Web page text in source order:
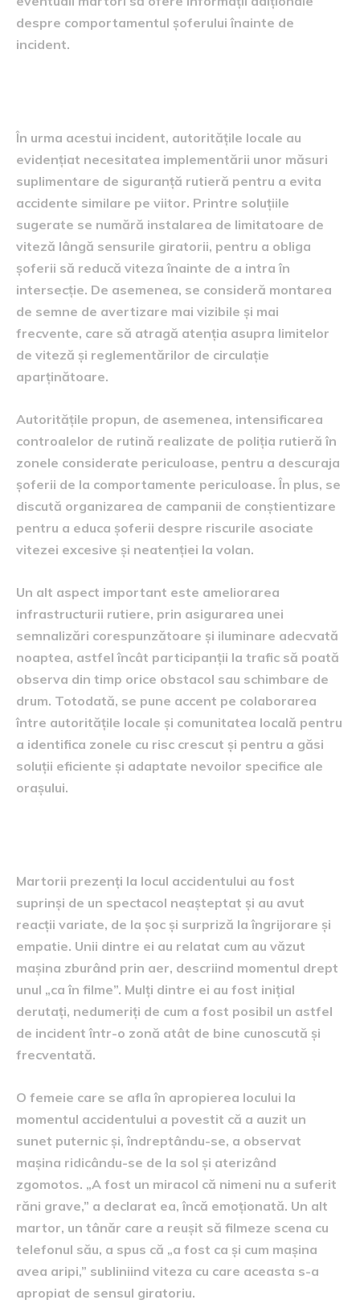
despre comportamentul șoferului înainte de
incident.
În urma acestui incident, autoritățile locale au
evidențiat necesitatea implementării unor măsuri
suplimentare de siguranță rutieră pentru a evita
accidente similare pe viitor. Printre soluțiile
sugerate se numără instalarea de limitatoare de
viteză lângă sensurile giratorii, pentru a obliga
șoferii să reducă viteza înainte de a intra în
intersecție. De asemenea, se consideră montarea
de semne de avertizare mai vizibile și mai
frecvente, care să atragă atenția asupra limitelor
de viteză și reglementărilor de circulație
aparținătoare.
Autoritățile propun, de asemenea, intensificarea
controalelor de rutină realizate de poliția rutieră în
zonele considerate periculoase, pentru a descuraja
șoferii de la comportamente periculoase. În plus, se
discută organizarea de campanii de conștientizare
pentru a educa șoferii despre riscurile asociate
vitezei excesive și neatenției la volan.
Un alt aspect important este ameliorarea
infrastructurii rutiere, prin asigurarea unei
semnalizări corespunzătoare și iluminare adecvată
noaptea, astfel încât participanții la trafic să poată
observa din timp orice obstacol sau schimbare de
drum. Totodată, se pune accent pe colaborarea
între autoritățile locale și comunitatea locală pentru
a identifica zonele cu risc crescut și pentru a găsi
soluții eficiente și adaptate nevoilor specifice ale
orașului.
Martorii prezenți la locul accidentului au fost
suprinși de un spectacol neașteptat și au avut
reacții variate, de la șoc și surpriză la îngrijorare și
empatie. Unii dintre ei au relatat cum au văzut
mașina zburând prin aer, descriind momentul drept
unul „ca în filme”. Mulți dintre ei au fost inițial
derutați, nedumeriți de cum a fost posibil un astfel
de incident într-o zonă atât de bine cunoscută și
frecventată.
O femeie care se afla în apropierea locului la
momentul accidentului a povestit că a auzit un
sunet puternic și, îndreptându-se, a observat
mașina ridicându-se de la sol și aterizând
zgomotos. „A fost un miracol că nimeni nu a suferit
răni grave,” a declarat ea, încă emoționată. Un alt
martor, un tânăr care a reușit să filmeze scena cu
telefonul său, a spus că „a fost ca și cum mașina
avea aripi,” subliniind viteza cu care aceasta s-a
apropiat de sensul giratoriu.